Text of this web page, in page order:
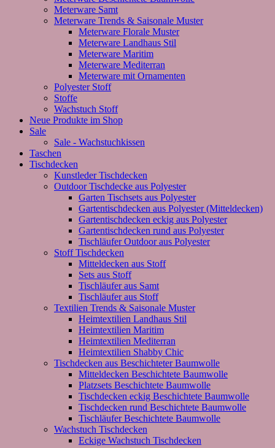
Meterware Samt
Meterware Trends & Saisonale Muster
Meterware Florale Muster
Meterware Landhaus Stil
Meterware Maritim
Meterware Mediterran
Meterware mit Ornamenten
Polyester Stoff
Stoffe
Wachstuch Stoff
Neue Produkte im Shop
Sale
Sale - Wachstuchkissen
Taschen
Tischdecken
Kunstleder Tischdecken
Outdoor Tischdecke aus Polyester
Garten Tischsets aus Polyester
Gartentischdecken aus Polyester (Mitteldecken)
Gartentischdecken eckig aus Polyester
Gartentischdecken rund aus Polyester
Tischläufer Outdoor aus Polyester
Stoff Tischdecken
Mitteldecken aus Stoff
Sets aus Stoff
Tischläufer aus Samt
Tischläufer aus Stoff
Textilien Trends & Saisonale Muster
Heimtextilien Landhaus Stil
Heimtextilien Maritim
Heimtextilien Mediterran
Heimtextilien Shabby Chic
Tischdecken aus Beschichteter Baumwolle
Mitteldecken Beschichtete Baumwolle
Platzsets Beschichtete Baumwolle
Tischdecken eckig Beschichtete Baumwolle
Tischdecken rund Beschichtete Baumwolle
Tischläufer Beschichtete Baumwolle
Wachstuch Tischdecken
Eckige Wachstuch Tischdecken